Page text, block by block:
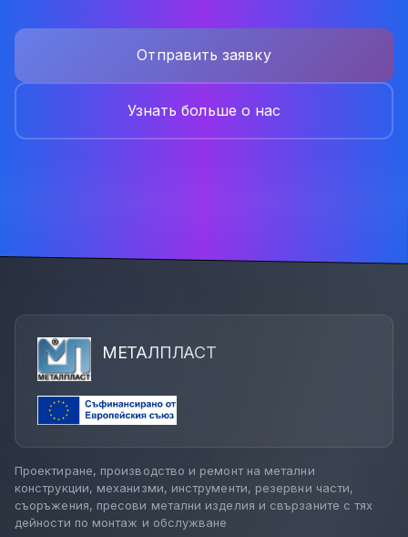
Отправить заявку
Узнать больше о нас
МЕТАЛПЛАСТ
Проектиране, производство и ремонт на метални
конструкции, механизми, инструменти, резервни части,
съоръжения, пресови метални изделия и свързаните с тях
дейности по монтаж и обслужване